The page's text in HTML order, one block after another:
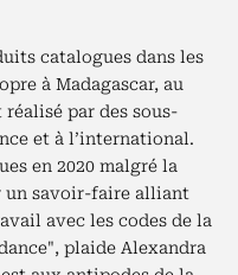
catalogues dans les
à Madagascar, au
par des sous-
et à l’international.
en 2020 malgré la
un savoir-faire alliant
avec les codes de la
plaide Alexandra